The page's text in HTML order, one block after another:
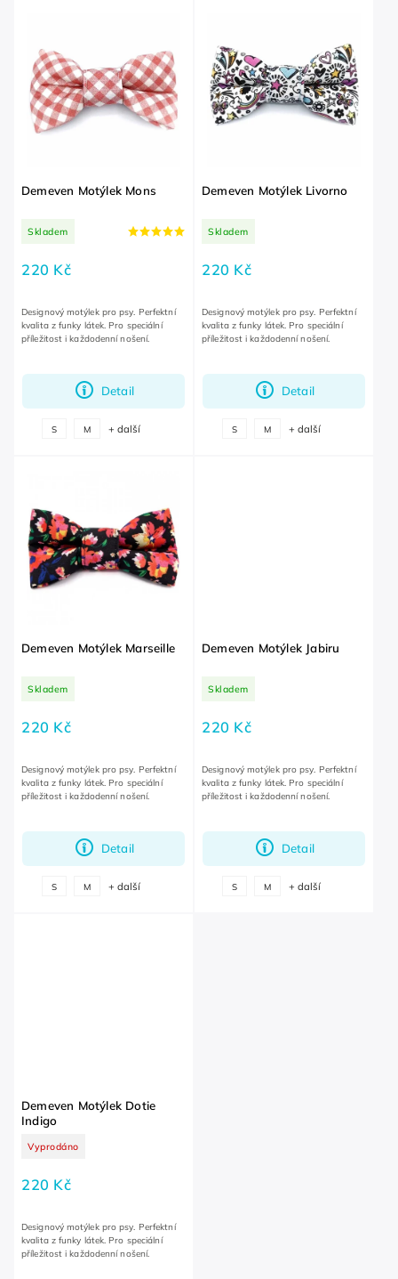
Demeven Motýlek Mons
Skladem
220 Kč
Detail
Designový motýlek pro psy. Perfektní
kvalita z funky látek. Pro speciální
příležitost i každodenní nošení.
S M + další
Demeven Motýlek Livorno
Skladem
220 Kč
Detail
Designový motýlek pro psy. Perfektní
kvalita z funky látek. Pro speciální
příležitost i každodenní nošení.
S M + další
Demeven Motýlek Marseille
Skladem
220 Kč
Detail
Designový motýlek pro psy. Perfektní
kvalita z funky látek. Pro speciální
příležitost i každodenní nošení.
S M + další
Demeven Motýlek Jabiru
Skladem
220 Kč
Detail
Designový motýlek pro psy. Perfektní
kvalita z funky látek. Pro speciální
příležitost i každodenní nošení.
S M + další
Demeven Motýlek Dotie
Indigo
Vyprodáno
220 Kč
Designový motýlek pro psy. Perfektní
kvalita z funky látek. Pro speciální
příležitost i každodenní nošení.